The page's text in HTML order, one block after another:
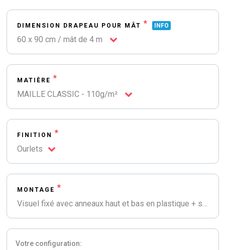
DIMENSION DRAPEAU POUR MÂT * INFO
60 x 90 cm / mât de 4 m
MATIÈRE *
MAILLE CLASSIC - 110g/m²
FINITION *
Ourlets
MONTAGE *
Votre configuration: